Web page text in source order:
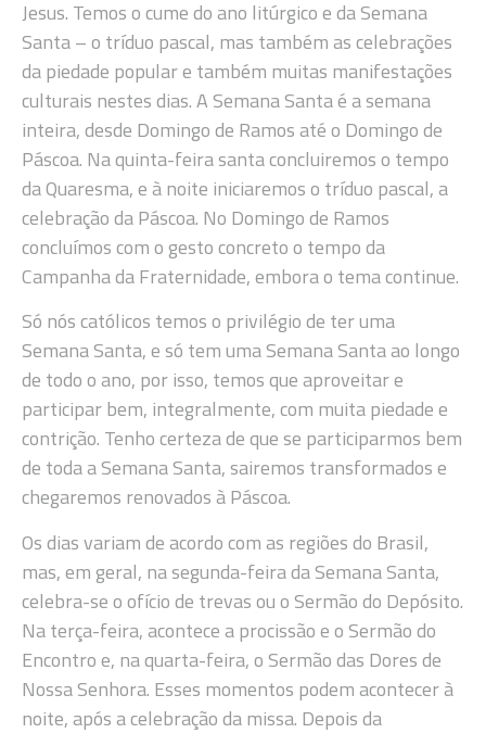
Jesus. Temos o cume do ano litúrgico e da Semana
Santa – o tríduo pascal, mas também as celebrações
da piedade popular e também muitas manifestações
culturais nestes dias. A Semana Santa é a semana
inteira, desde Domingo de Ramos até o Domingo de
Páscoa. Na quinta-feira santa concluiremos o tempo
da Quaresma, e à noite iniciaremos o tríduo pascal, a
celebração da Páscoa. No Domingo de Ramos
concluímos com o gesto concreto o tempo da
Campanha da Fraternidade, embora o tema continue.
Só nós católicos temos o privilégio de ter uma
Semana Santa, e só tem uma Semana Santa ao longo
de todo o ano, por isso, temos que aproveitar e
participar bem, integralmente, com muita piedade e
contrição. Tenho certeza de que se participarmos bem
de toda a Semana Santa, sairemos transformados e
chegaremos renovados à Páscoa.
Os dias variam de acordo com as regiões do Brasil,
mas, em geral, na segunda-feira da Semana Santa,
celebra-se o ofício de trevas ou o Sermão do Depósito.
Na terça-feira, acontece a procissão e o Sermão do
Encontro e, na quarta-feira, o Sermão das Dores de
Nossa Senhora. Esses momentos podem acontecer à
noite, após a celebração da missa. Depois da